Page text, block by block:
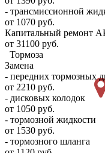
- трансмиссионной
от 1070 руб.
Капитальный ремонт
от 31100 руб.
Тормоза
Замена
- передних тормозных
от 2210 руб.
- дисковых колодок
от 1050 руб.
- тормозной жидкости
от 1530 руб.
- тормозного шланга